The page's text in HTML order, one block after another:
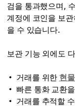
검을 통과했으며,
계정에 코인을 보
을 수 있습니다.
보관 기능 외에도
거래를 위한 현
빠른 통화 교환
거래를 추적할